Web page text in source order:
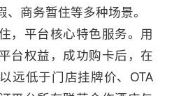
商务暂住等多种场景。
，平台核心特色服务。用
台权益，成功购卡后，在
远低于门店挂牌价、OTA